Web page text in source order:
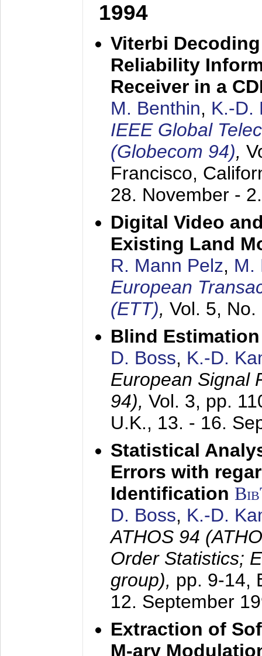
1994
Viterbi
Reliability
Receiver in a
M. Benthin, K.-D.
IEEE Global
(Globecom 94),
Francisco,
28. November -
Digital Video
Existing Land
R. Mann Pelz, M.
European
(ETT), Vol. 5,
Blind
D. Boss, K.-D.
European Signal
94), Vol. 3, pp.
U.K., 13. - 16.
Statistical
Errors with
Identification
D. Boss, K.-D.
ATHOS 94
Order Statistics;
group), pp. 9-14,
12. September
Extraction of
M-ary